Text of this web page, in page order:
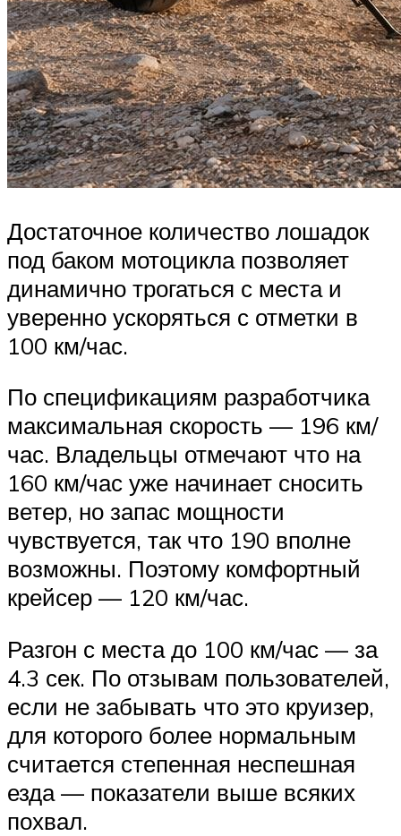
Достаточное количество лошадок
под баком мотоцикла позволяет
динамично трогаться с места и
уверенно ускоряться с отметки в
100 км/час.
По спецификациям разработчика
максимальная скорость — 196 км/
час. Владельцы отмечают что на
160 км/час уже начинает сносить
ветер, но запас мощности
чувствуется, так что 190 вполне
возможны. Поэтому комфортный
крейсер — 120 км/час.
Разгон с места до 100 км/час — за
4.3 сек. По отзывам пользователей,
если не забывать что это круизер,
для которого более нормальным
считается степенная неспешная
езда — показатели выше всяких
похвал.